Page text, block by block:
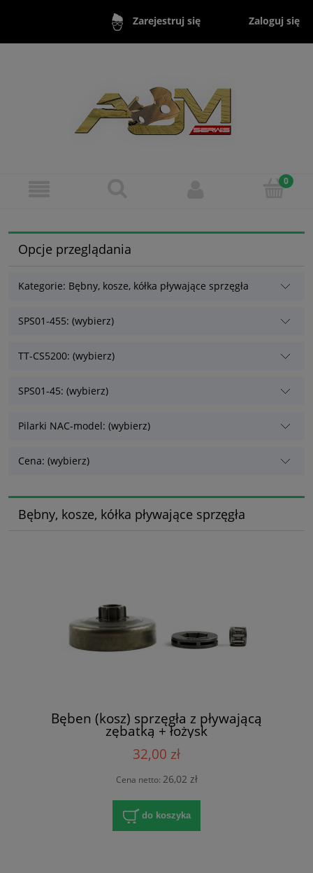
Zarejestruj się Zaloguj się
Opcje przeglądania
Kategorie: Bębny, kosze, kółka pływające sprzęgła
SPS01-455: (wybierz)
TT-CS5200: (wybierz)
SPS01-45: (wybierz)
Pilarki NAC-model: (wybierz)
Cena: (wybierz)
Bębny, kosze, kółka pływające sprzęgła
Bęben (kosz) sprzęgła z pływającą
zębatką + łożysk
32,00 zł
Cena netto: 26,02 zł
do koszyka